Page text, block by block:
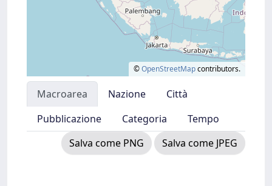
©OpenStreetMapcontributors.
Macroarea Nazione
Città
Pubblicazione
Categoria
Tempo
Salva come PNG
Salva come JPEG